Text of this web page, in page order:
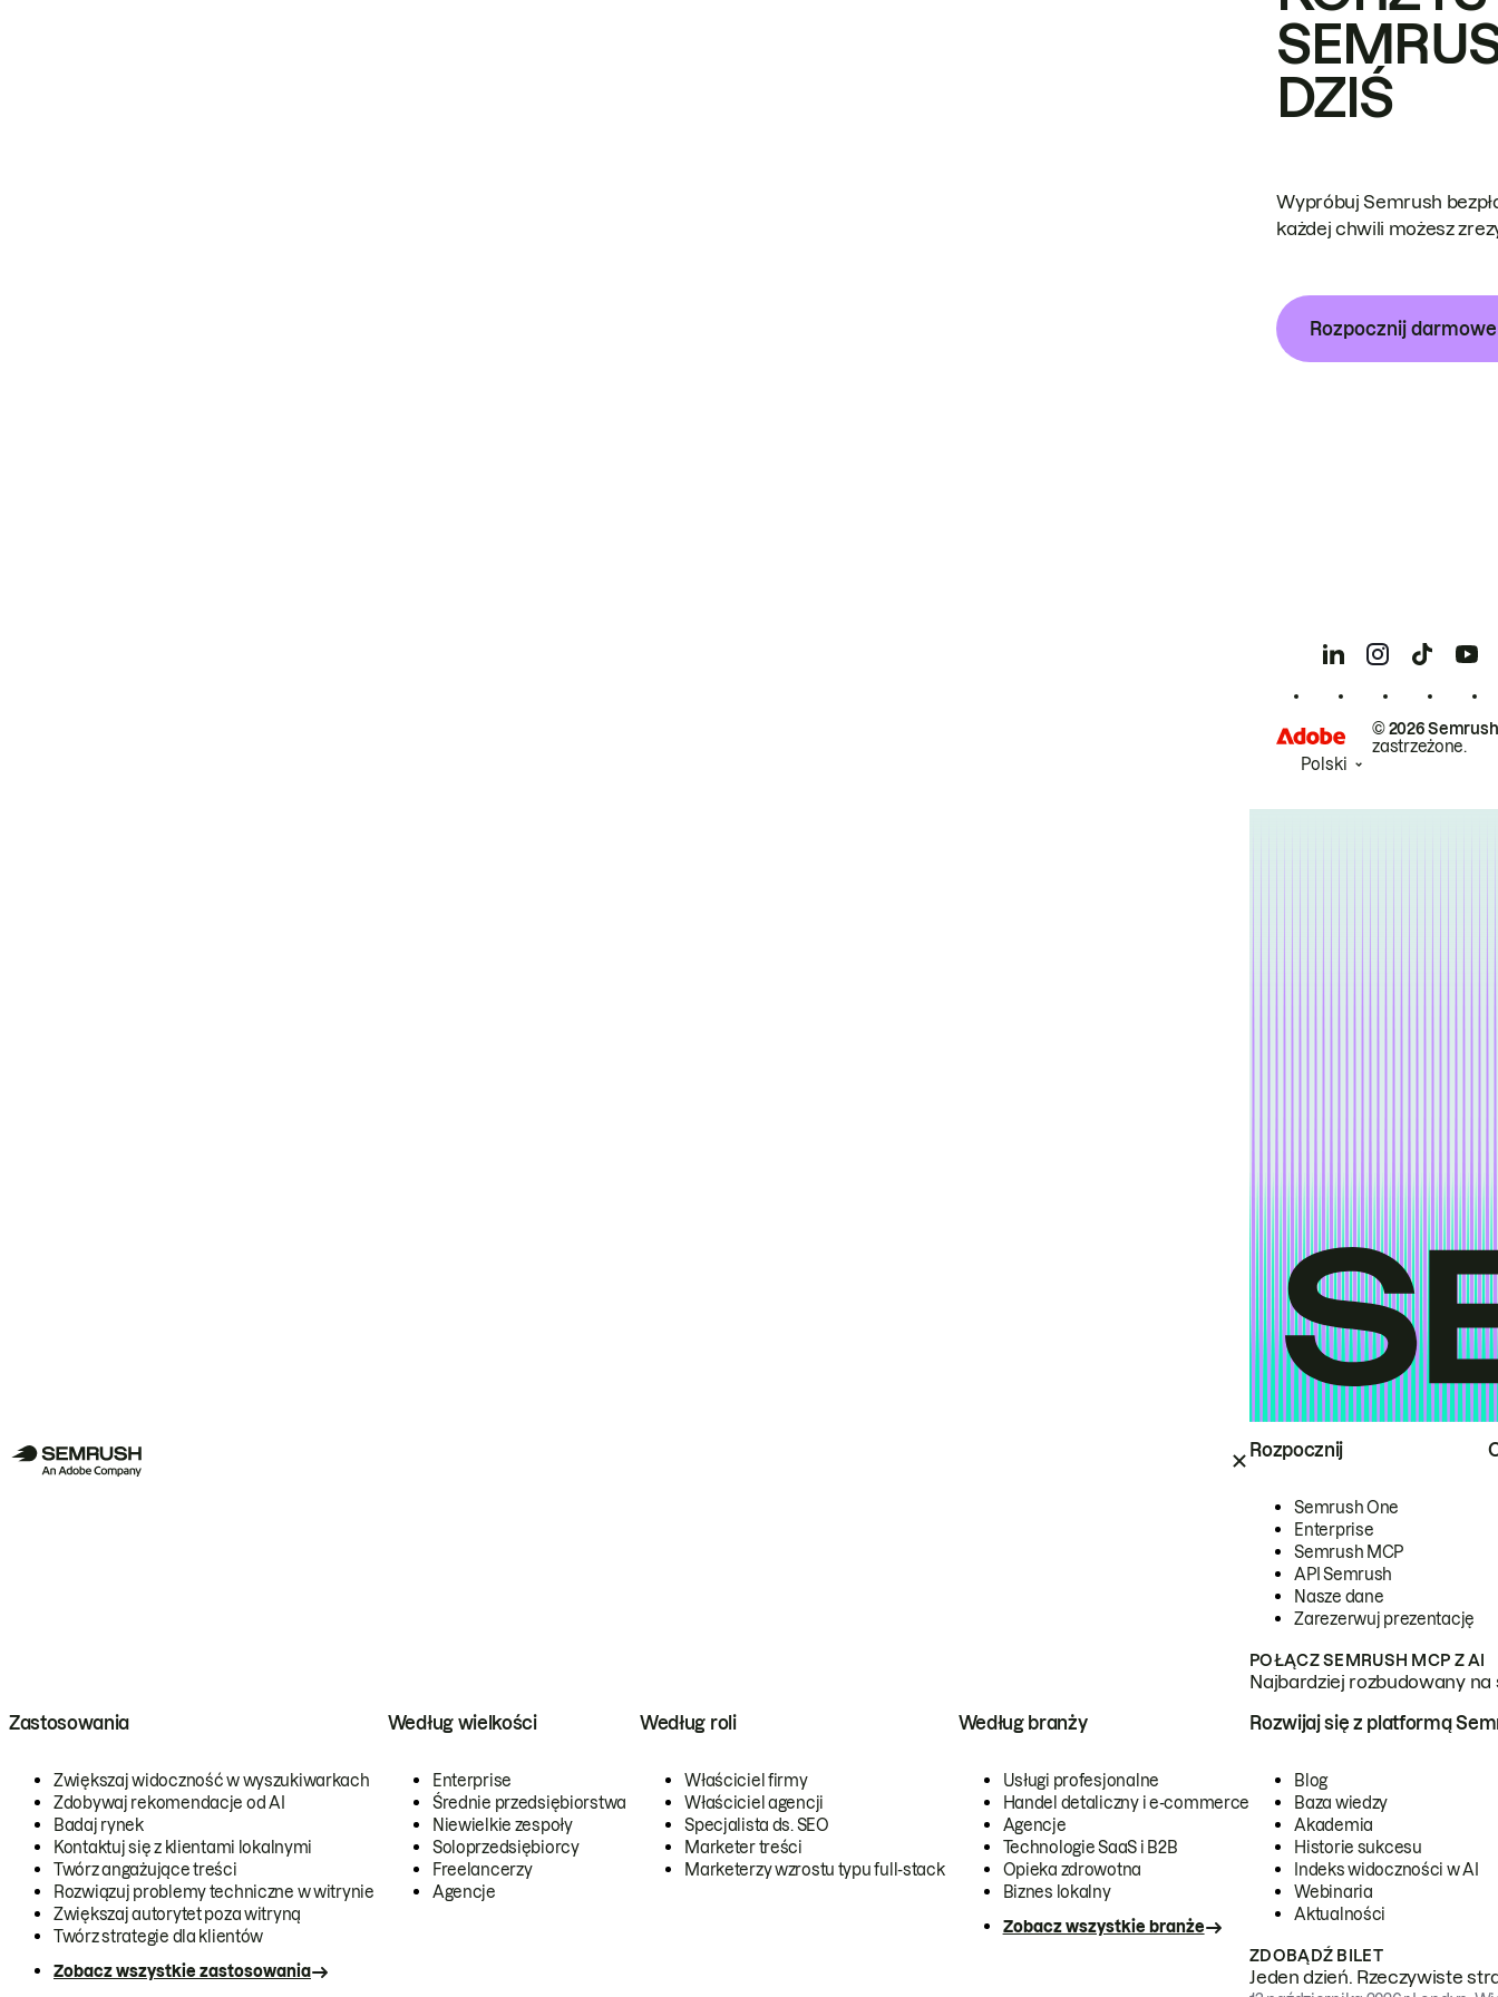
Rozpocznij
Semrush One
Enterprise
Semrush MCP
API Semrush
Nasze dane
Zarezerwuj prezentację
POŁĄCZ SEMRUSH MCP Z AI
Najbardziej rozbudowany
Zastosowania
Zwiększaj widoczność w wyszukiwarkach
Zdobywaj rekomendacje od AI
Badaj rynek
Kontaktuj się z klientami lokalnymi
Twórz angażujące treści
Rozwiązuj problemy techniczne w witrynie
Zwiększaj autorytet poza witryną
Twórz strategie dla klientów
Zobacz wszystkie zastosowania
Według wielkości
Enterprise
Średnie przedsiębiorstwa
Niewielkie zespoły
Soloprzedsiębiorcy
Freelancerzy
Agencje
Według roli
Właściciel firmy
Właściciel agencji
Specjalista ds. SEO
Marketer treści
Marketerzy wzrostu typu full-stack
Według branży
Usługi profesjonalne
Handel detaliczny i e-commerce
Agencje
Technologie SaaS i B2B
Opieka zdrowotna
Biznes lokalny
Zobacz wszystkie branże
Rozwijaj się z platformą
Blog
Baza wiedzy
Akademia
Historie sukcesu
Indeks widoczności w AI
Webinaria
Aktualności
ZDOBĄDŹ BILET
Jeden dzień. Rzeczywiste
DZIŚ
Wypróbuj Semrush
każdej chwili możesz
Rozpocznij
© 2026
zastrzeżone.
Polski